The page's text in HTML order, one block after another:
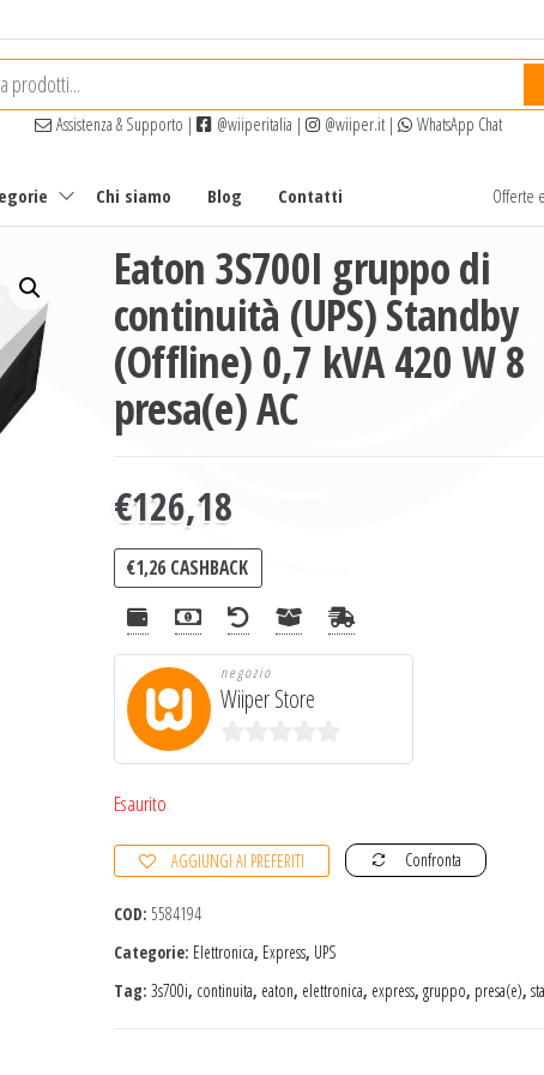
Assistenza & Supporto | @wiiperitalia | @wiiper.it | WhatsApp Chat
Chi siamo Blog Contatti Offerte
Eaton 3S700I gruppo di
continuità (UPS) Standby
(Offline) 0,7 kVA 420 W 8
presa(e) AC
€126,18
€1,26 CASHBACK
negozio
Wiiper Store
0
5
Esaurito
AGGIUNGI AI PREFERITI Confronta
COD: 5584194
Categorie: Elettronica, Express, UPS
Tag: 3s700i, continuita, eaton, elettronica, express, gruppo, presa(e),